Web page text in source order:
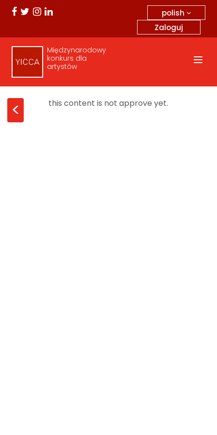
polish
Zaloguj
Międzynarodowy
konkurs dla
artystów
< this content is not approve yet.